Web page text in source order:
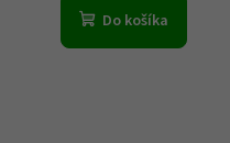
Do košíka